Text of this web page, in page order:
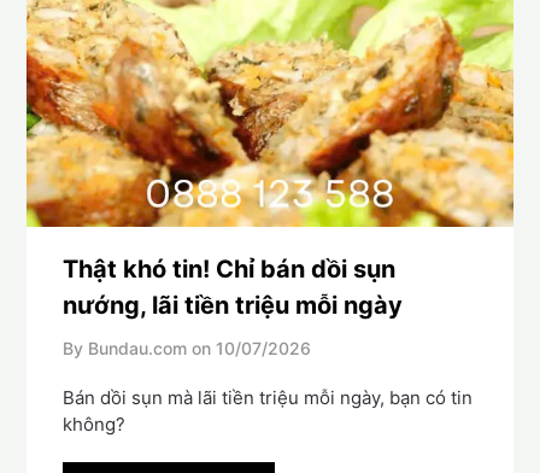
Thật khó tin! Chỉ bán dồi sụn
nướng, lãi tiền triệu mỗi ngày
By Bundau.com on 10/07/2026
Bán dồi sụn mà lãi tiền triệu mỗi ngày, bạn có tin
không?